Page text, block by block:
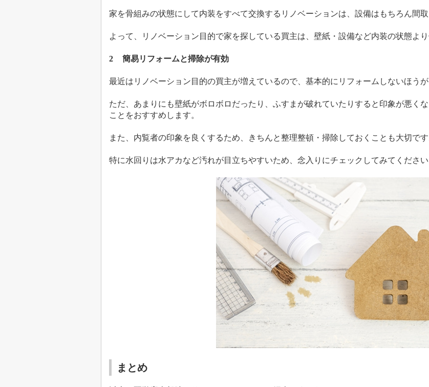
家を骨組みの状態にして内装をすべて交換するリノベーションは、設備はもちろん間
よって、リノベーション目的で家を探している買主は、壁紙・設備など内装の状態より
2 簡易リフォームと掃除が有効
最近はリノベーション目的の買主が増えているので、基本的にリフォームしないほうが
ただ、あまりにも壁紙がボロボロだったり、ふすまが破れていたりすると印象が悪く
ことをおすすめします。
また、内覧者の印象を良くするため、きちんと整理整頓・掃除しておくことも大切です
特に水回りは水アカなど汚れが目立ちやすいため、念入りにチェックしてみてください
まとめ